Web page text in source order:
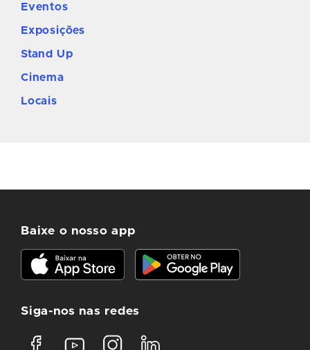
Eventos
Exposições
Stand Up
Cinema
Locais
Baixe o nosso app
Siga-nos nas redes